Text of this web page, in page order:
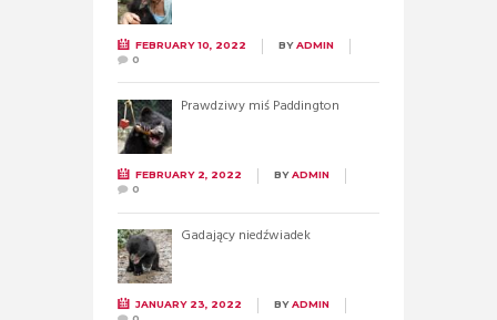
FEBRUARY 10, 2022 BYADMIN
0
Prawdziwy miś Paddington
FEBRUARY 2, 2022 BYADMIN
0
Gadający niedźwiadek
JANUARY 23, 2022 BYADMIN